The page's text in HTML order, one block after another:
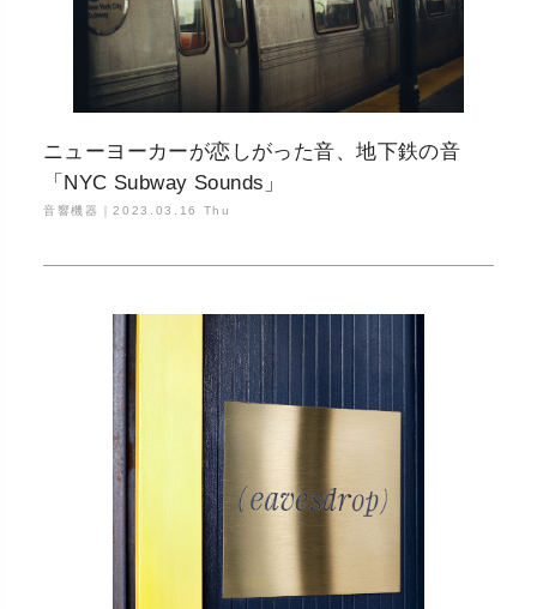
ニューヨーカーが恋しがった音、地下鉄の音
「NYC Subway Sounds」
音響機器｜2023.03.16 Thu